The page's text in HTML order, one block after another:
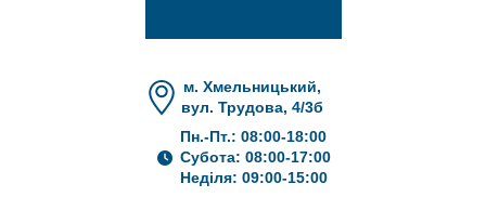
м. Хмельницький,
вул. Трудова, 4/3б
Пн.-Пт.: 08:00-18:00
Субота: 08:00-17:00
Неділя: 09:00-15:00